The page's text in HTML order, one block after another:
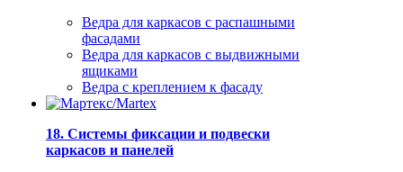
Ведра для каркасов с распашными
фасадами
Ведра для каркасов с выдвижными
ящиками
Ведра с креплением к фасаду
18. Системы фиксации и подвески
каркасов и панелей